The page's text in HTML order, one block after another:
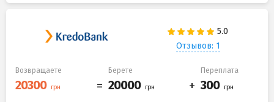
Отзывов: 1
Возвращаете Берете Переплата